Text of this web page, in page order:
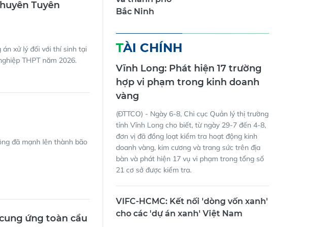
Tuyên
xử lý đối với thí sinh tại
THPT năm 2026.
đã mạnh lên thành bão
ứng toàn cầu
Bắc Ninh
TÀI CHÍNH
Vĩnh Long: Phát hiện 17 trường
hợp vi phạm trong kinh doanh
vàng
(ĐTTCO) - Ngày 6-8, Chi cục Quản lý thị trường
tỉnh Vĩnh Long cho biết, từ ngày 29-7 đến 4-8,
đơn vị đã đồng loạt kiểm tra hoạt động kinh
doanh vàng, kim cương và trang sức trên địa
bàn và phát hiện 17 vụ vi phạm trong tổng số
21 cơ sở được kiểm tra.
VIFC-HCMC: Kết nối 'dòng vốn xanh'
cho các 'dự án xanh' Việt Nam